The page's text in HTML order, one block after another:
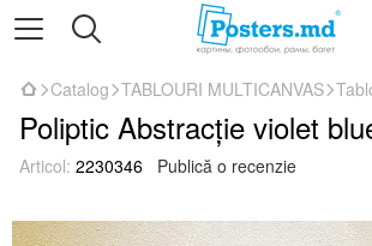
Catalog TABLOURI MULTICANVAS
Poliptic Abstracție violet
Articol: 2230346 Publică o recenzie